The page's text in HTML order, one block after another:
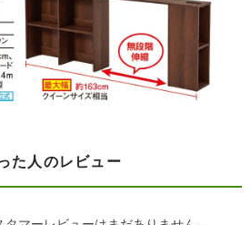
た人のレビュー